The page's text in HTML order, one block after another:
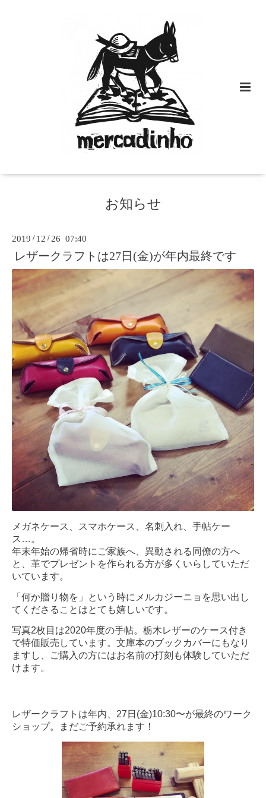
お知らせ
2019 / 12 / 26 07:40
レザークラフトは27日(金)が年内最終です
メガネケース、スマホケース、名刺入れ、手帖ケー
ス…。
年末年始の帰省時にご家族へ、異動される同僚の方へ
と、革でプレゼントを作られる方が多くいらしていただ
いています。
「何か贈り物を」という時にメルカジーニョを思い出し
てくださることはとても嬉しいです。
写真2枚目は2020年度の手帖。栃木レザーのケース付き
で特価販売しています。文庫本のブックカバーにもなり
ますし、ご購入の方にはお名前の打刻も体験していただ
けます。
レザークラフトは年内、27日(金)10:30〜が最終のワーク
ショップ。まだご予約承れます！